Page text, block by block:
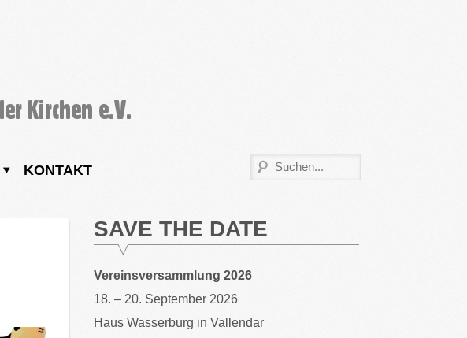
KONTAKT
SAVE THE DATE
Vereinsversammlung 2026
18. – 20. September 2026
Haus Wasserburg in Vallendar